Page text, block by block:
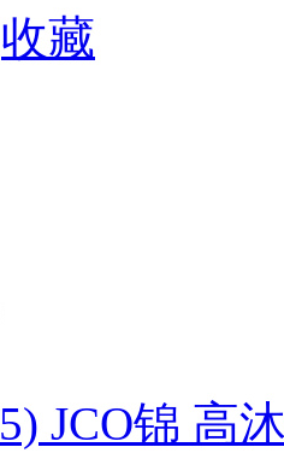
收藏
JCO锦 高